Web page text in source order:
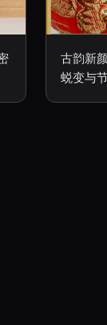
古韵新
蜕变与